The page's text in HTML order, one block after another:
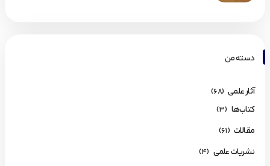
دسته من
آثار علمی (68)
کتاب‌ها (3)
مقالات (61)
نشریات علمی (4)